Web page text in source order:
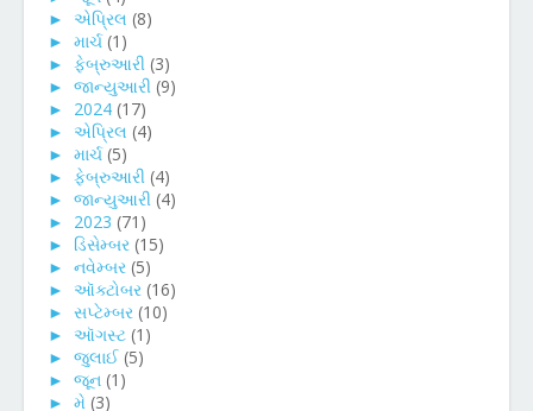
► એપ્રિલ (8)
► માર્ચ (1)
► ફેબ્રુઆરી (3)
► જાન્યુઆરી (9)
► 2024 (17)
► એપ્રિલ (4)
► માર્ચ (5)
► ફેબ્રુઆરી (4)
► જાન્યુઆરી (4)
► 2023 (71)
► ડિસેમ્બર (15)
► નવેમ્બર (5)
► ઑક્ટોબર (16)
► સપ્ટેમ્બર (10)
► ઑગસ્ટ (1)
► જુલાઈ (5)
► જૂન (1)
► મે (3)